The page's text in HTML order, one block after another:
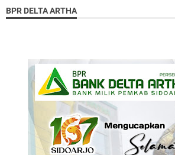
BPR DELTA ARTHA